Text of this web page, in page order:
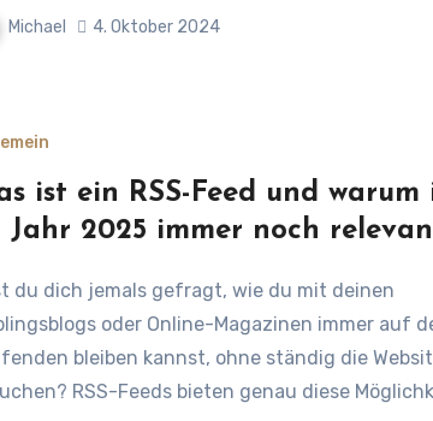
Michael 4. Oktober 2024
ist ein RSS-Feed und warum
Jahr 2025 immer noch
oder Online-Magazinen immer auf
bleiben kannst, ohne ständig die
RSS-Feeds bieten genau diese